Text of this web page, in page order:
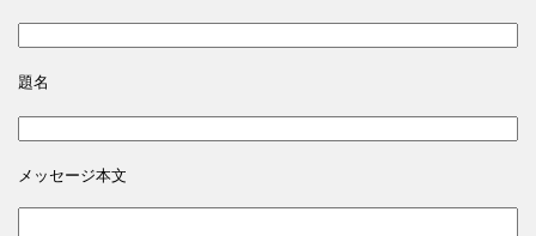
題名
メッセージ本文